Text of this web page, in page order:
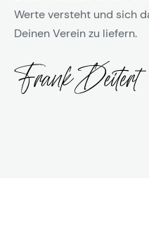
Werte versteht und sich
Deinen Verein zu liefern.